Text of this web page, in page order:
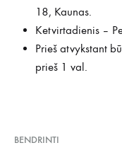
18, Kaunas.
Ketvirtadienis –
Prieš atvykstant
prieš 1 val.
BENDRINTI